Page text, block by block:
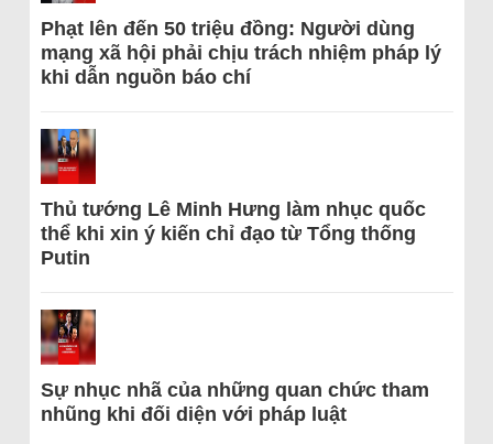
Phạt lên đến 50 triệu đồng: Người dùng
mạng xã hội phải chịu trách nhiệm pháp lý
khi dẫn nguồn báo chí
Thủ tướng Lê Minh Hưng làm nhục quốc
thể khi xin ý kiến chỉ đạo từ Tổng thống
Putin
Sự nhục nhã của những quan chức tham
nhũng khi đối diện với pháp luật